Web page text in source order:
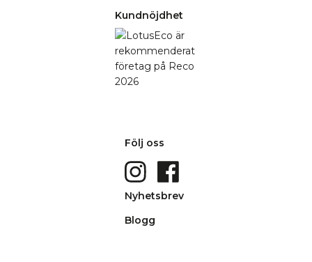
Kundnöjdhet
Följ oss
Nyhetsbrev
Blogg